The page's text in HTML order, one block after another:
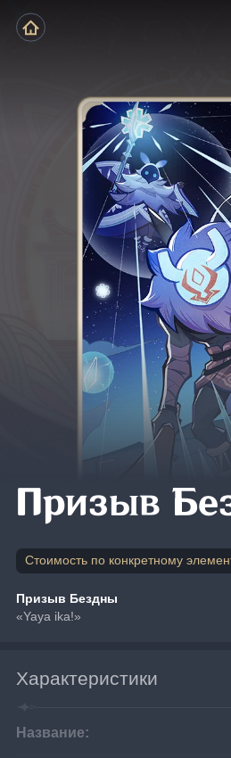
Призыв
Стоимость по конкретному
Призыв Бездны
«Yaya ika!»
Характеристики
Название: